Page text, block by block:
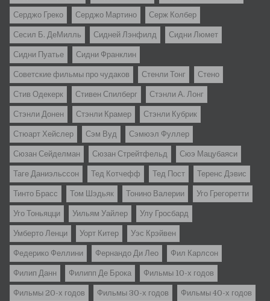
Серджо Греко Серджо Мартино Серж Колбер
Сесил Б. ДеМилль Сидней Лэнфилд Сидни Люмет
Сидни Пуатье Сидни Франклин
Советские фильмы про чудаков Стенли Тонг Стено
Стив Одекерк Стивен Спилберг Стэнли А. Лонг
Стэнли Донен Стэнли Крамер Стэнли Кубрик
Стюарт Хейслер Сэм Вуд Сэмюэл Фуллер
Сюзан Сейделман Сюзан Стрейтфельд Сюэ Мацубаяси
Таге Даниэльссон Тед Котчефф Тед Пост Теренс Дэвис
Тинто Брасс Том Шэдьяк Тонино Валерии Уго Грегоретти
Уго Тоньяцци Уильям Уайлер Улу Гросбард
Умберто Ленци Уорт Китер Уэс Крэйвен
Федерико Феллини Фернандо Ди Лео Фил Карлсон
Филип Данн Филипп Де Брока Фильмы 10-х годов
Фильмы 20-х годов Фильмы 30-х годов Фильмы 40-х годов